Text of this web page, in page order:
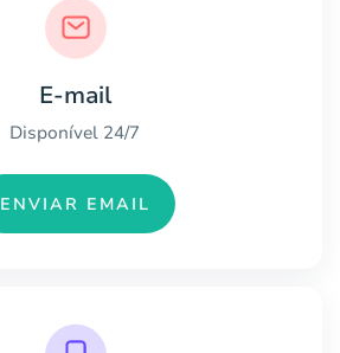
E-mail
Disponível 24/7
ENVIAR EMAIL